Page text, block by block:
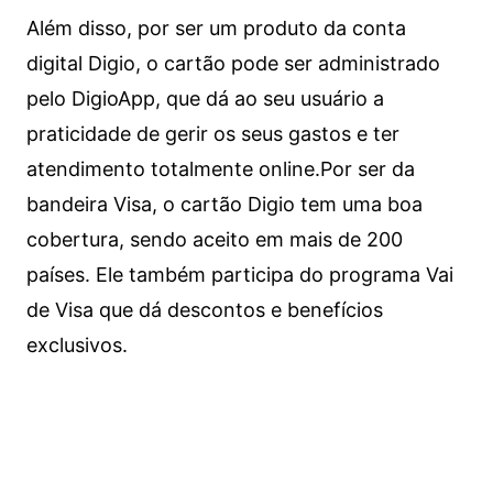
Além disso, por ser um produto da conta
digital Digio, o cartão pode ser administrado
pelo DigioApp, que dá ao seu usuário a
praticidade de gerir os seus gastos e ter
atendimento totalmente online.Por ser da
bandeira Visa, o cartão Digio tem uma boa
cobertura, sendo aceito em mais de 200
países. Ele também participa do programa Vai
de Visa que dá descontos e benefícios
exclusivos.